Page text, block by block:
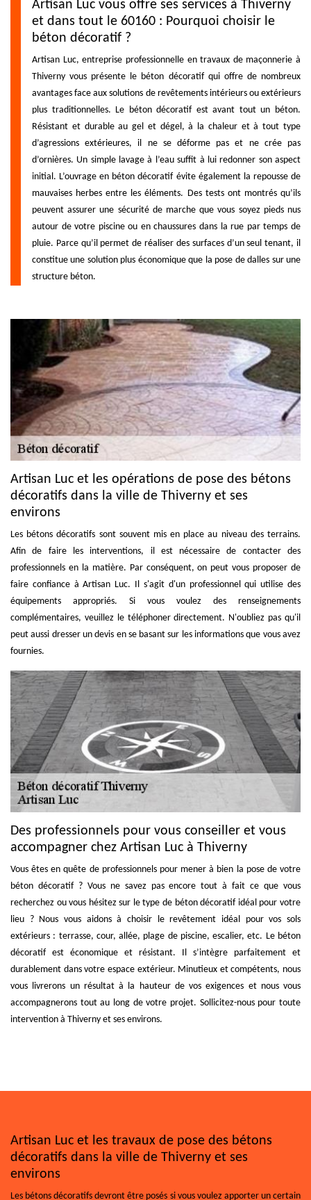
Artisan Luc vous offre ses services à Thiverny
et dans tout le 60160 : Pourquoi choisir le
béton décoratif ?
Artisan Luc, entreprise professionnelle en travaux de maçonnerie à
Thiverny vous présente le béton décoratif qui offre de nombreux
avantages face aux solutions de revêtements intérieurs ou extérieurs
plus traditionnelles. Le béton décoratif est avant tout un béton.
Résistant et durable au gel et dégel, à la chaleur et à tout type
d’agressions extérieures, il ne se déforme pas et ne crée pas
d’ornières. Un simple lavage à l’eau suffit à lui redonner son aspect
initial. L’ouvrage en béton décoratif évite également la repousse de
mauvaises herbes entre les éléments. Des tests ont montrés qu’ils
peuvent assurer une sécurité de marche que vous soyez pieds nus
autour de votre piscine ou en chaussures dans la rue par temps de
pluie. Parce qu’il permet de réaliser des surfaces d’un seul tenant, il
constitue une solution plus économique que la pose de dalles sur une
structure béton.
Artisan Luc et les opérations de pose des bétons
décoratifs dans la ville de Thiverny et ses
environs
Les bétons décoratifs sont souvent mis en place au niveau des terrains.
Afin de faire les interventions, il est nécessaire de contacter des
professionnels en la matière. Par conséquent, on peut vous proposer de
faire confiance à Artisan Luc. Il s'agit d'un professionnel qui utilise des
équipements appropriés. Si vous voulez des renseignements
complémentaires, veuillez le téléphoner directement. N'oubliez pas qu'il
peut aussi dresser un devis en se basant sur les informations que vous avez
fournies.
Des professionnels pour vous conseiller et vous
accompagner chez Artisan Luc à Thiverny
Vous êtes en quête de professionnels pour mener à bien la pose de votre
béton décoratif ? Vous ne savez pas encore tout à fait ce que vous
recherchez ou vous hésitez sur le type de béton décoratif idéal pour votre
lieu ? Nous vous aidons à choisir le revêtement idéal pour vos sols
extérieurs : terrasse, cour, allée, plage de piscine, escalier, etc. Le béton
décoratif est économique et résistant. Il s’intègre parfaitement et
durablement dans votre espace extérieur. Minutieux et compétents, nous
vous livrerons un résultat à la hauteur de vos exigences et nous vous
accompagnerons tout au long de votre projet. Sollicitez-nous pour toute
intervention à Thiverny et ses environs.
Artisan Luc et les travaux de pose des bétons
décoratifs dans la ville de Thiverny et ses
environs
Les bétons décoratifs devront être posés si vous voulez apporter un certain